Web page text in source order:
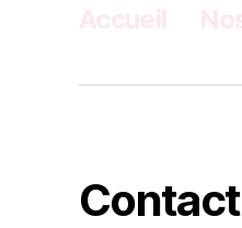
Contact